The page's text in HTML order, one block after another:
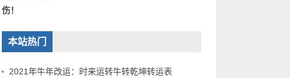
本站热门
2021年牛年改运：时来运转牛转乾坤转运表